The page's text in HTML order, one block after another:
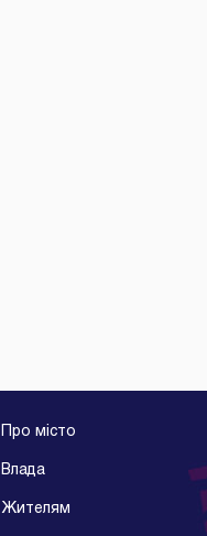
Про місто
Влада
Жителям